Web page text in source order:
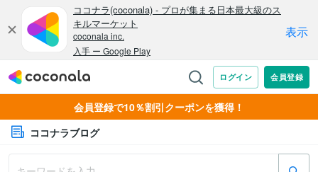
会員登録で10％割引クーポンを獲得！
ココナラブログ